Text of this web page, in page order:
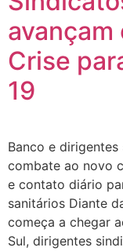
Crise
19
Banco e
combate ao novo
e contato diário
sanitários Diante
começa a chegar
Sul, dirigentes